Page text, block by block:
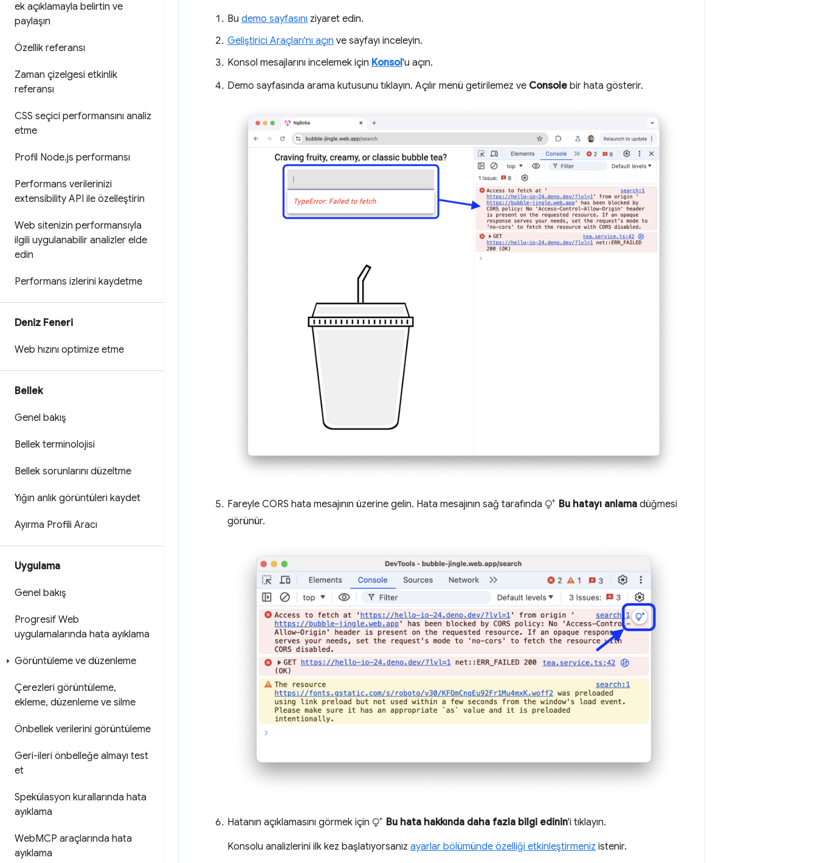
ek açıklamayla belirtin ve
paylaşın
Özellik referansı
Zaman çizelgesi etkinlik
referansı
CSS seçici performansını analiz
etme
Profil Node.js performansı
Performans verilerinizi
extensibility API ile özelleştirin
Web sitenizin performansıyla
ilgili uygulanabilir analizler elde
edin
Performans izlerini kaydetme
Deniz Feneri
Web hızını optimize etme
Bellek
Genel bakış
Bellek terminolojisi
Bellek sorunlarını düzeltme
Yığın anlık görüntüleri kaydet
Ayırma Profili Aracı
Uygulama
Genel bakış
Progresif Web
uygulamalarında hata ayıklama
Görüntüleme ve düzenleme
Çerezleri görüntüleme,
ekleme, düzenleme ve silme
Önbellek verilerini görüntüleme
Geri-ileri önbelleğe almayı test
et
Spekülasyon kurallarında hata
ayıklama
WebMCP araçlarında hata
ayıklama
Bu demo sayfasını ziyaret edin.
Geliştirici Araçları'nı açın ve sayfayı inceleyin.
Konsol mesajlarını incelemek için Konsol'u açın.
Demo sayfasında arama kutusunu tıklayın. Açılır menü getirilemez ve Console bir hata gösterir.
Fareyle CORS hata mesajının üzerine gelin. Hata mesajının sağ tarafında Bu hatayı anlama düğmesi
görünür.
Hatanın açıklamasını görmek için Bu hata hakkında daha fazla bilgi edinin'i tıklayın.
Konsolu analizlerini ilk kez başlatıyorsanız ayarlar bölümünde özelliği etkinleştirmeniz istenir.